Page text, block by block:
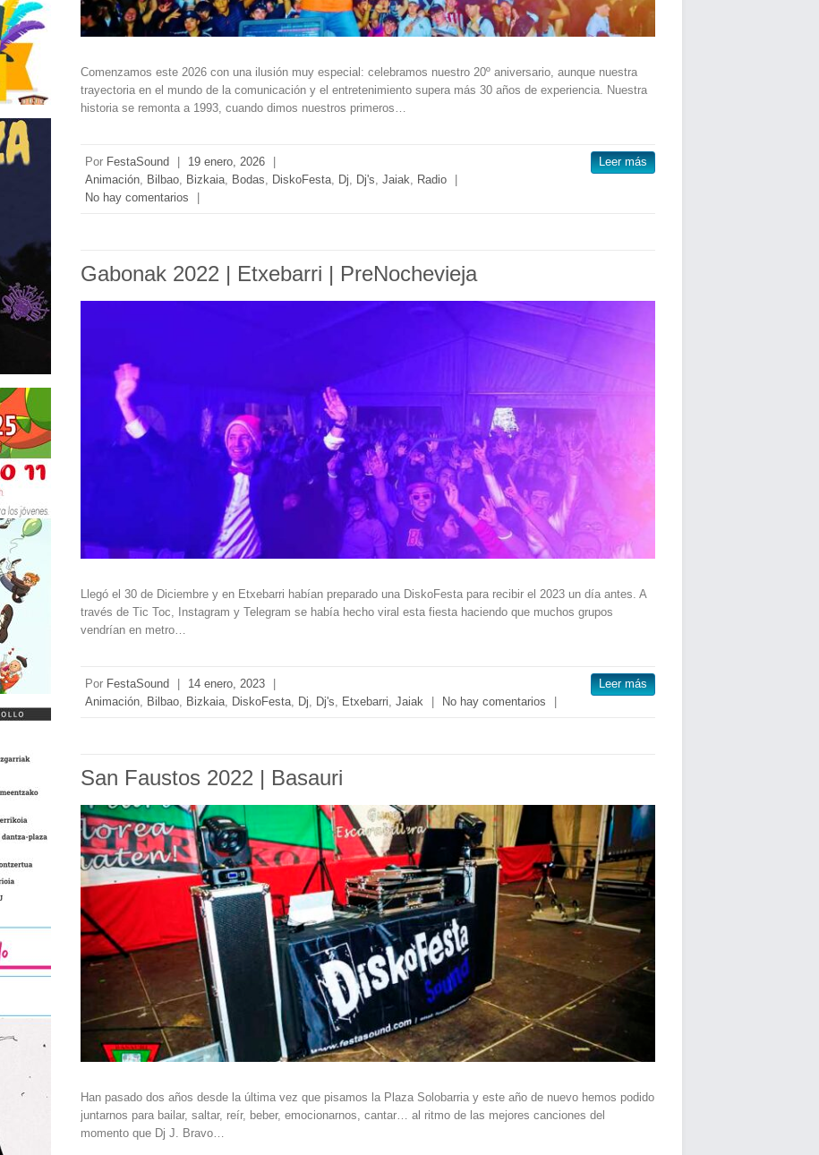
Comenzamos este 2026 con una ilusión muy especial: celebramos nuestro 20º aniversario, aunque nuestra
trayectoria en el mundo de la comunicación y el entretenimiento supera más 30 años de experiencia. Nuestra
historia se remonta a 1993, cuando dimos nuestros primeros…
Por FestaSound 19 enero, 2026
Animación, Bilbao, Bizkaia, Bodas, DiskoFesta, Dj, Dj's,Jaiak, Radio
No hay comentarios
Leer más
Gabonak 2022 | Etxebarri | PreNochevieja
Llegó el 30 de Diciembre y en Etxebarri habían preparado una DiskoFesta para recibir el 2023 un día antes. A
través de Tic Toc, Instagram y Telegram se había hecho viral esta fiesta haciendo que muchos grupos
vendrían en metro…
Por FestaSound 14 enero, 2023
Animación
Bilbao Bizkaia DiskoFesta Dj Dj's Etxebarri ,Jaiak No hay comentarios
Leer más
San Faustos 2022 | Basauri
Han pasado dos años desde la última vez que pisamos la Plaza Solobarria y este año de nuevo hemos podido
juntarnos para bailar, saltar, reír, beber, emocionarnos, cantar… al ritmo de las mejores canciones del
momento que Dj J. Bravo…